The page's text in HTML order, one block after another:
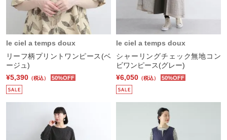
le ciel a temps doux
リーフ柄プリントワンピース(ベ
ージュ)
¥5,390 （税込） 50%OFF
le ciel a temps doux
シャーリングチェック無地コン
ビワンピース(グレー)
¥6,050 （税込） 50%OFF